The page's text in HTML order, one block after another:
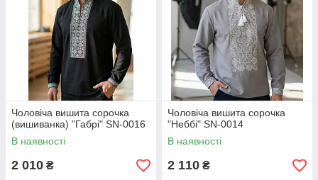
Чоловіча вишита сорочка
(вишиванка) "Габрі" SN-0016
В наявності
2 010 ₴
Чоловіча вишита сорочка
"Неббі" SN-0014
В наявності
2 110 ₴